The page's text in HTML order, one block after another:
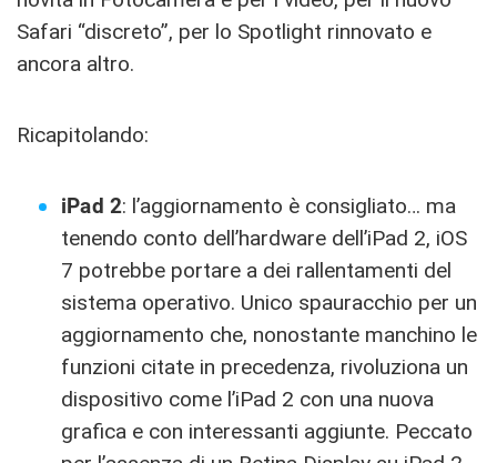
Safari “discreto”, per lo Spotlight rinnovato e
ancora altro.
Ricapitolando:
iPad 2: l’aggiornamento è consigliato… ma
tenendo conto dell’hardware dell’iPad 2, iOS
7 potrebbe portare a dei rallentamenti del
sistema operativo. Unico spauracchio per un
aggiornamento che, nonostante manchino le
funzioni citate in precedenza, rivoluziona un
dispositivo come l’iPad 2 con una nuova
grafica e con interessanti aggiunte. Peccato